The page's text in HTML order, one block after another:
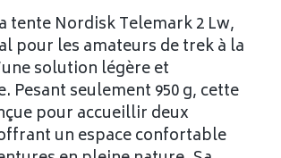
tente Nordisk Telemark 2 Lw,
pour les amateurs de trek à la
solution légère et
Pesant seulement 950 g, cette
pour accueillir deux
un espace confortable